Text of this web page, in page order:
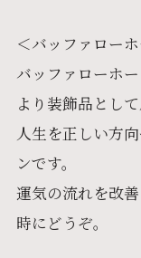
＜バッファロー
バッファローホ
より装飾品とし
人生を正しい方
ンです。
運気の流れを改
時にどうぞ。